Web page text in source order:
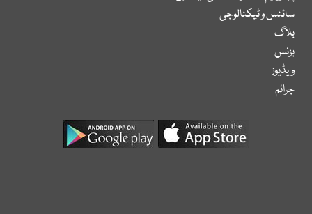
سائنس و ٹیکنالوجی
بلاگ
بزنس
ویڈیوز
جرائم